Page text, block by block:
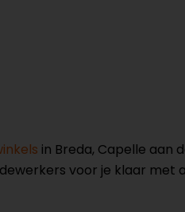
in Breda, Capelle aan
voor je klaar met